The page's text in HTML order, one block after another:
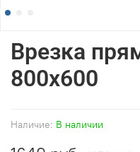
Наличие: В наличии
Врезка
800x600